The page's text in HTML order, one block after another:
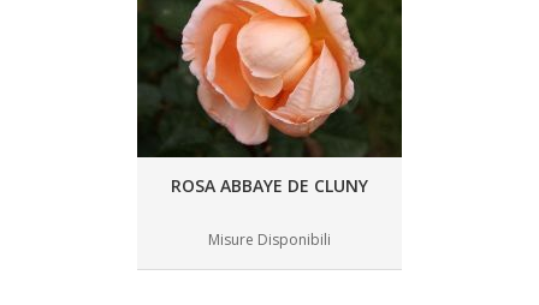
ROSA ABBAYE DE CLUNY
Misure Disponibili